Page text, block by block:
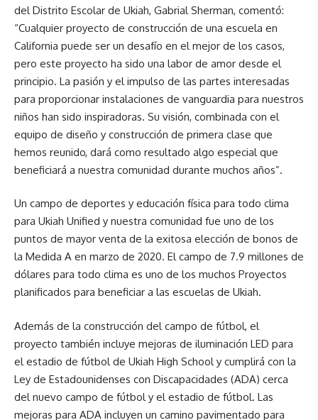
del Distrito Escolar de Ukiah, Gabrial Sherman, comentó:
“Cualquier proyecto de construcción de una escuela en
California puede ser un desafío en el mejor de los casos,
pero este proyecto ha sido una labor de amor desde el
principio. La pasión y el impulso de las partes interesadas
para proporcionar instalaciones de vanguardia para nuestros
niños han sido inspiradoras. Su visión, combinada con el
equipo de diseño y construcción de primera clase que
hemos reunido, dará como resultado algo especial que
beneficiará a nuestra comunidad durante muchos años”.
Un campo de deportes y educación física para todo clima
para Ukiah Unified y nuestra comunidad fue uno de los
puntos de mayor venta de la exitosa elección de bonos de
la Medida A en marzo de 2020. El campo de 7.9 millones de
dólares para todo clima es uno de los muchos Proyectos
planificados para beneficiar a las escuelas de Ukiah.
Además de la construcción del campo de fútbol, ​​el
proyecto también incluye mejoras de iluminación LED para
el estadio de fútbol de Ukiah High School y cumplirá con la
Ley de Estadounidenses con Discapacidades (ADA) cerca
del nuevo campo de fútbol y el estadio de fútbol. Las
mejoras para ADA incluyen un camino pavimentado para